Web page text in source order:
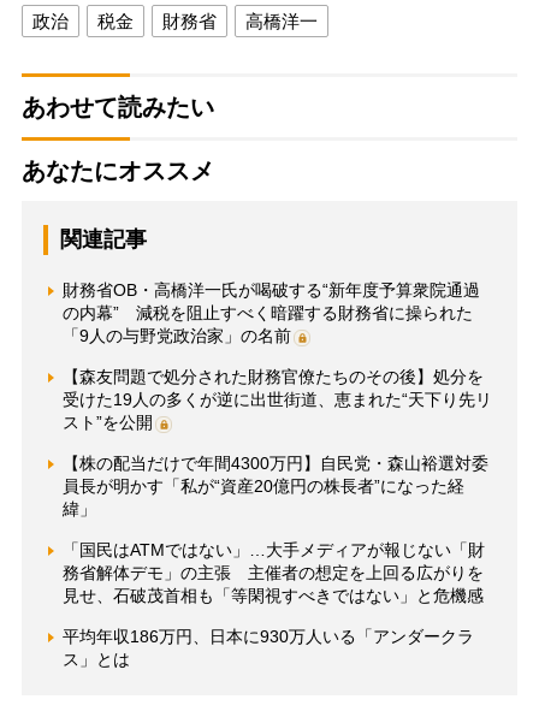
政治 税金 財務省 高橋洋一
あわせて読みたい
あなたにオススメ
関連記事
財務省OB・高橋洋一氏が喝破する“新年度予算衆院通過
の内幕” 減税を阻止すべく暗躍する財務省に操られた
「9人の与野党政治家」の名前
【森友問題で処分された財務官僚たちのその後】処分を
受けた19人の多くが逆に出世街道、恵まれた“天下り先リ
スト”を公開
【株の配当だけで年間4300万円】自民党・森山裕選対委
員長が明かす「私が“資産20億円の株長者”になった経
緯」
「国民はATMではない」…大手メディアが報じない「財
務省解体デモ」の主張 主催者の想定を上回る広がりを
見せ、石破茂首相も「等閑視すべきではない」と危機感
平均年収186万円、日本に930万人いる「アンダークラ
ス」とは